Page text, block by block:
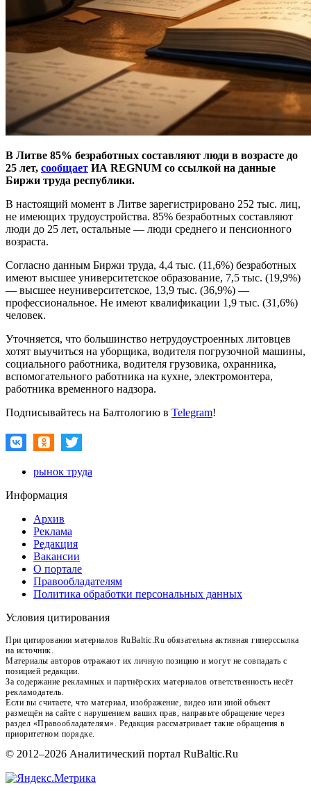
В Литве 85% безработных составляют люди в возрасте до
25 лет, сообщает ИА REGNUM со ссылкой на данные
Биржи труда республики.
В настоящий момент в Литве зарегистрировано 252 тыс. лиц,
не имеющих трудоустройства. 85% безработных составляют
люди до 25 лет, остальные — люди среднего и пенсионного
возраста.
Согласно данным Биржи труда, 4,4 тыс. (11,6%) безработных
имеют высшее университетское образование, 7,5 тыс. (19,9%)
— высшее неуниверситетское, 13,9 тыс. (36,9%) —
профессиональное. Не имеют квалификации 1,9 тыс. (31,6%)
человек.
Уточняется, что большинство нетрудоустроенных литовцев
хотят выучиться на уборщика, водителя погрузочной машины,
социального работника, водителя грузовика, охранника,
вспомогательного работника на кухне, электромонтера,
работника временного надзора.
Подписывайтесь на Балтологию в Telegram!
рынок труда
Информация
Архив
Реклама
Редакция
Вакансии
О портале
Правообладателям
Политика обработки персональных данных
Условия цитирования
При цитировании материалов RuBaltic.Ru обязательна активная гиперссылка
на источник.
Материалы авторов отражают их личную позицию и могут не совпадать с
позицией редакции.
За содержание рекламных и партнёрских материалов ответственность несёт
рекламодатель.
Если вы считаете, что материал, изображение, видео или иной объект
размещён на сайте с нарушением ваших прав, направьте обращение через
раздел «Правообладателям». Редакция рассматривает такие обращения в
приоритетном порядке.
© 2012–2026 Аналитический портал RuBaltic.Ru